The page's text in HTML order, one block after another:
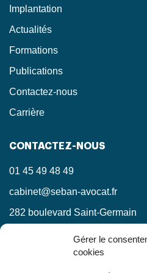
Gérer le
cookies
Implantation
Actualités
Formations
Publications
Contactez-nous
Carrière
CONTACTEZ-NOUS
01 45 49 48 49
cabinet@seban-avocat.fr
282 boulevard Saint-Germain